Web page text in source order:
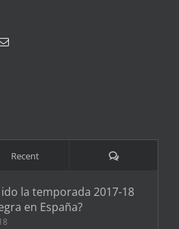
Recent Comments
la temporada 2017-18
en España?